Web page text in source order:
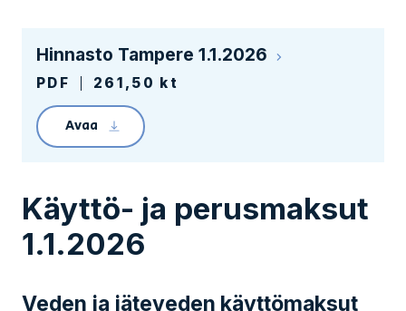
Hinnasto Tampere 1.1.2026
PDF 261,50 kt
Avaa
Linkin avaaminen lataa tiedoston Tampereen
Käyttö- ja perusmaksut
1.1.2026
Veden ja jäteveden käyttömaksut